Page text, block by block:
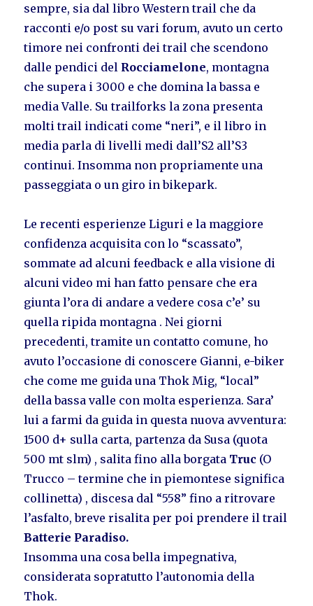
sempre, sia dal libro Western trail che da
racconti e/o post su vari forum, avuto un certo
timore nei confronti dei trail che scendono
dalle pendici del Rocciamelone, montagna
che supera i 3000 e che domina la bassa e
media Valle. Su trailforks la zona presenta
molti trail indicati come “neri”, e il libro in
media parla di livelli medi dall’S2 all’S3
continui. Insomma non propriamente una
passeggiata o un giro in bikepark.
Le recenti esperienze Liguri e la maggiore
confidenza acquisita con lo “scassato”,
sommate ad alcuni feedback e alla visione di
alcuni video mi han fatto pensare che era
giunta l’ora di andare a vedere cosa c’e’ su
quella ripida montagna . Nei giorni
precedenti, tramite un contatto comune, ho
avuto l’occasione di conoscere Gianni, e-biker
che come me guida una Thok Mig, “local”
della bassa valle con molta esperienza. Sara’
lui a farmi da guida in questa nuova avventura:
1500 d+ sulla carta, partenza da Susa (quota
500 mt slm) , salita fino alla borgata Truc (O
Trucco – termine che in piemontese significa
collinetta) , discesa dal “558” fino a ritrovare
l’asfalto, breve risalita per poi prendere il trail
Batterie Paradiso.
Insomma una cosa bella impegnativa,
considerata sopratutto l’autonomia della
Thok.